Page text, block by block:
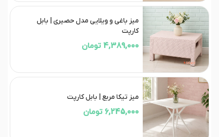
میز باغی و ویلایی مدل حصیری | بابل
کارپت
4,389,000 تومان
میز تیکا مربع | بابل کارپت
6,245,000 تومان